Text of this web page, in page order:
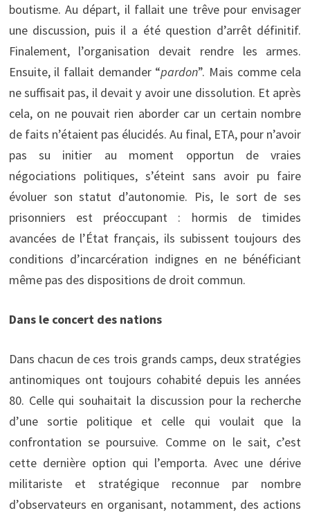
boutisme. Au départ, il fallait une trêve pour envisager
une discussion, puis il a été question d’arrêt définitif.
Finalement, l’organisation devait rendre les armes.
Ensuite, il fallait demander “pardon”. Mais comme cela
ne suffisait pas, il devait y avoir une dissolution. Et après
cela, on ne pouvait rien aborder car un certain nombre
de faits n’étaient pas élucidés. Au final, ETA, pour n’avoir
pas su initier au moment opportun de vraies
négociations politiques, s’éteint sans avoir pu faire
évoluer son statut d’autonomie. Pis, le sort de ses
prisonniers est préoccupant : hormis de timides
avancées de l’État français, ils subissent toujours des
conditions d’incarcération indignes en ne bénéficiant
même pas des dispositions de droit commun.
Dans le concert des nations
Dans chacun de ces trois grands camps, deux stratégies
antinomiques ont toujours cohabité depuis les années
80. Celle qui souhaitait la discussion pour la recherche
d’une sortie politique et celle qui voulait que la
confrontation se poursuive. Comme on le sait, c’est
cette dernière option qui l’emporta. Avec une dérive
militariste et stratégique reconnue par nombre
d’observateurs en organisant, notamment, des actions